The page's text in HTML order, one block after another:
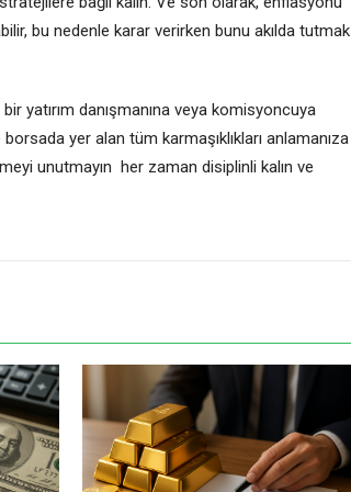
bu nedenle karar verirken bunu akılda tutmak
yatırım danışmanına veya komisyoncuya
yer alan tüm karmaşıklıkları anlamanıza
unutmayın her zaman disiplinli kalın ve